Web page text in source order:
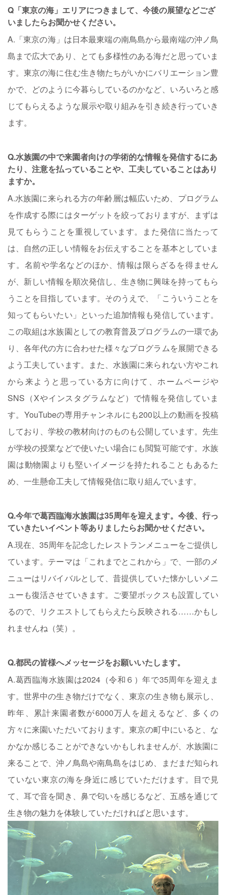
Q「東京の海」エリアにつきまして、今後の展望などござ
いましたらお聞かせください。
A.「東京の海」は日本最東端の南鳥島から最南端の沖ノ鳥
島まで広大であり、とても多様性のある海だと思っていま
す。東京の海に住む生き物たちがいかにバリエーション豊
かで、どのように今暮らしているのかなど、いろいろと感
じてもらえるような展示や取り組みを引き続き行っていき
ます。
Q.水族園の中で来園者向けの学術的な情報を発信するにあ
たり、注意を払っていることや、工夫していることはあり
ますか。
A.水族園に来られる方の年齢層は幅広いため、プログラム
を作成する際にはターゲットを絞っておりますが、まずは
見てもらうことを重視しています。また発信に当たって
は、自然の正しい情報をお伝えすることを基本としていま
す。名前や学名などのほか、情報は限らざるを得ません
が、新しい情報を順次発信し、生き物に興味を持ってもら
うことを目指しています。そのうえで、「こういうことを
知ってもらいたい」といった追加情報も発信しています。
この取組は水族園としての教育普及プログラムの一環であ
り、各年代の方に合わせた様々なプログラムを展開できる
よう工夫しています。また、水族園に来られない方やこれ
から来ようと思っている方に向けて、ホームページや
SNS（Xやインスタグラムなど）で情報を発信していま
す。YouTubeの専用チャンネルにも200以上の動画を投稿
しており、学校の教材向けのものも公開しています。先生
が学校の授業などで使いたい場合にも閲覧可能です。水族
園は動物園よりも堅いイメージを持たれることもあるた
め、一生懸命工夫して情報発信に取り組んでいます。
Q.今年で葛西臨海水族園は35周年を迎えます。今後、行っ
ていきたいイベント等ありましたらお聞かせください。
A.現在、35周年を記念したレストランメニューをご提供し
ています。テーマは「これまでとこれから」で、一部のメ
ニューはリバイバルとして、昔提供していた懐かしいメニ
ューも復活させていきます。ご要望ボックスも設置してい
るので、リクエストしてもらえたら反映される……かもし
れませんね（笑）。
Q.都民の皆様へメッセージをお願いいたします。
A.葛西臨海水族園は2024（令和６）年で35周年を迎えま
す。世界中の生き物だけでなく、東京の生き物も展示し、
昨年、累計来園者数が6000万人を超えるなど、多くの
方々に来園いただいております。東京の町中にいると、な
かなか感じることができないかもしれませんが、水族園に
来ることで、沖ノ鳥島や南鳥島をはじめ、まだまだ知られ
ていない東京の海を身近に感じていただけます。目で見
て、耳で音を聞き、鼻で匂いを感じるなど、五感を通じて
生き物の魅力を体験していただければと思います。